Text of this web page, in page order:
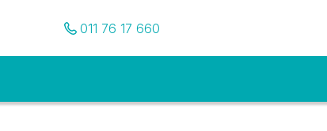
Pozovite nas
011 76 17 660